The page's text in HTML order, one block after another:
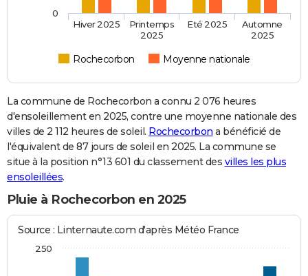
Rochecorbon Moyenne nationale
Hiver 2025
Printemps
2025
Eté 2025
Automne
2025
0
La commune de Rochecorbon a connu 2 076 heures
d'ensoleillement en 2025, contre une moyenne nationale des
villes de 2 112 heures de soleil. Rochecorbon a bénéficié de
l'équivalent de 87 jours de soleil en 2025. La commune se
situe à la position n°13 601 du classement des villes les plus
ensoleillées.
Pluie à Rochecorbon en 2025
Source : Linternaute.com d'après Météo France
250